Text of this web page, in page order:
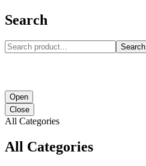
Search
Search
Open
Close
All Categories
All Categories